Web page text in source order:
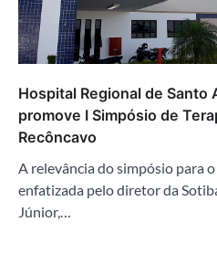
Hospital Regional de Santo
promove I Simpósio de
Recôncavo
A relevância do simpósio para
enfatizada pelo diretor da
Júnior,…